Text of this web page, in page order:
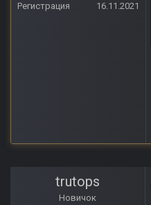
Регистрация
16.11.2021
trutops
Новичок